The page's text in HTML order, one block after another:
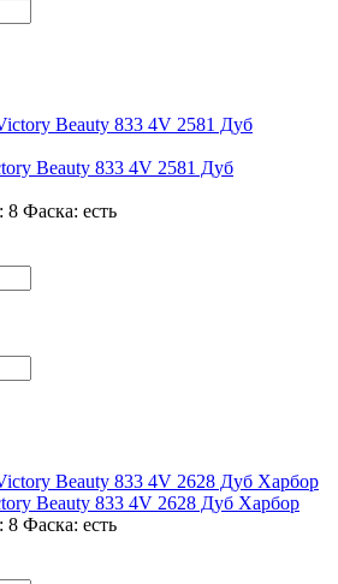
Beauty 833 4V 2581 Дуб
8 Фаска: есть
Beauty 833 4V 2628 Дуб Харбор
8 Фаска: есть